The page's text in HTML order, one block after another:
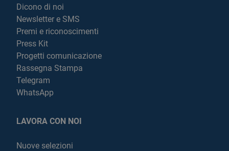
Dicono di noi
Newsletter e SMS
Premi e riconoscimenti
Press Kit
Progetti comunicazione
Rassegna Stampa
Telegram
WhatsApp
LAVORA CON NOI
Nuove selezioni